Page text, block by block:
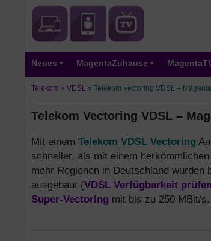
Neues MagentaZuhause
Telekom » VDSL » Telekom Vectoring VDSL –
Telekom Vectoring VDSL –
Mit einem Telekom VDSL Vectoring
schneller, als mit einem herkömmlichen
mehr Regionen in Deutschland wurden
ausgebaut (VDSL Verfügbarkeit
Super-Vectoring mit bis zu 250 MBit/s.